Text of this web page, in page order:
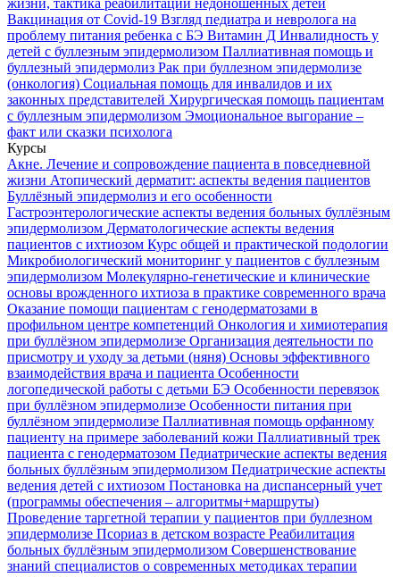
жизни, тактика реабилитации недоношенных детей
Вакцинация от Covid-19 Взгляд педиатра и невролога на
проблему питания ребенка с БЭ Витамин Д Инвалидность у
детей с буллезным эпидермолизом Паллиативная помощь и
буллезный эпидермолиз Рак при буллезном эпидермолизе
(онкология) Социальная помощь для инвалидов и их
законных представителей Хирургическая помощь пациентам
с буллезным эпидермолизом Эмоциональное выгорание –
факт или сказки психолога
Курсы
Акне. Лечение и сопровождение пациента в повседневной
жизни Атопический дерматит: аспекты ведения пациентов
Буллёзный эпидермолиз и его особенности
Гастроэнтерологические аспекты ведения больных буллёзным
эпидермолизом Дерматологические аспекты ведения
пациентов с ихтиозом Курс общей и практической подологии
Микробиологический мониторинг у пациентов с буллезным
эпидермолизом Молекулярно-генетические и клинические
основы врожденного ихтиоза в практике современного врача
Оказание помощи пациентам с генодерматозами в
профильном центре компетенций Онкология и химиотерапия
при буллёзном эпидермолизе Организация деятельности по
присмотру и уходу за детьми (няня) Основы эффективного
взаимодействия врача и пациента Особенности
логопедической работы с детьми БЭ Особенности перевязок
при буллёзном эпидермолизе Особенности питания при
буллёзном эпидермолизе Паллиативная помощь орфанному
пациенту на примере заболеваний кожи Паллиативный трек
пациента с генодерматозом Педиатрические аспекты ведения
больных буллёзным эпидермолизом Педиатрические аспекты
ведения детей с ихтиозом Постановка на диспансерный учет
(программы обеспечения – алгоритмы+маршруты)
Проведение таргетной терапии у пациентов при буллезном
эпидермолизе Псориаз в детском возрасте Реабилитация
больных буллёзным эпидермолизом Совершенствование
знаний специалистов о современных методиках терапии